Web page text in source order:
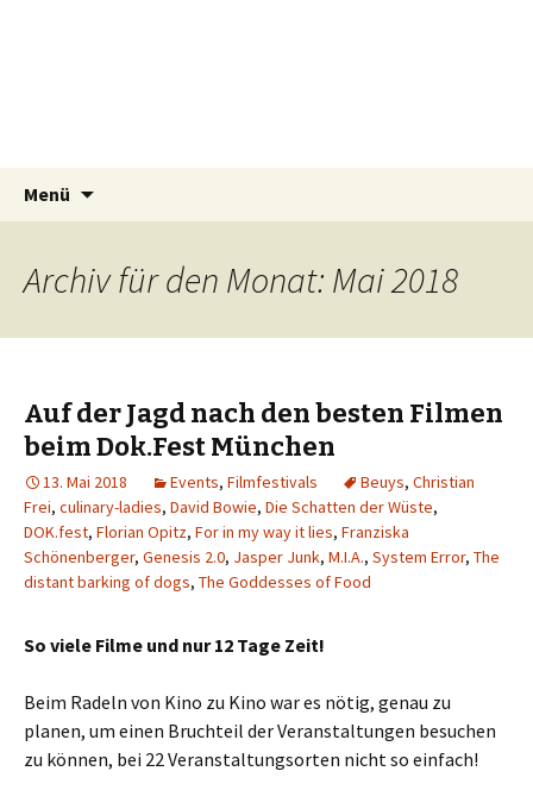
Menü
Archiv für den Monat: Mai 2018
Auf der Jagd nach den besten Filmen
beim Dok.Fest München
13. Mai 2018 Events, Filmfestivals Beuys, Christian
Frei, culinary-ladies, David Bowie, Die Schatten der Wüste,
DOK.fest, Florian Opitz, For in my way it lies, Franziska
Schönenberger, Genesis 2.0, Jasper Junk, M.I.A., System Error, The
distant barking of dogs, The Goddesses of Food
So viele Filme und nur 12 Tage Zeit!
Beim Radeln von Kino zu Kino war es nötig, genau zu
planen, um einen Bruchteil der Veranstaltungen besuchen
zu können, bei 22 Veranstaltungsorten nicht so einfach!